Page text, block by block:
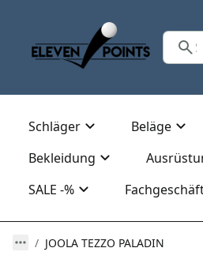
Schläger Beläge
Bekleidung
SALE -%
JOOLA TEZZO PALADIN